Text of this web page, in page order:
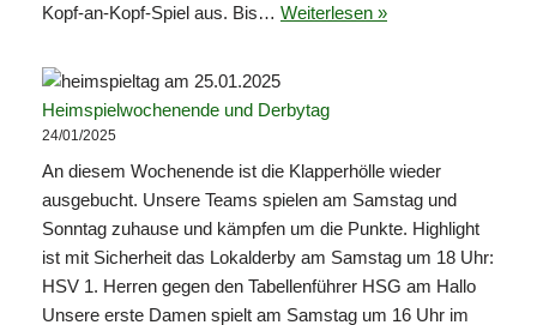
Kopf-an-Kopf-Spiel aus. Bis… Weiterlesen »
Heimspielwochenende und Derbytag
24/01/2025
An diesem Wochenende ist die Klapperhölle wieder
ausgebucht. Unsere Teams spielen am Samstag und
Sonntag zuhause und kämpfen um die Punkte. Highlight
ist mit Sicherheit das Lokalderby am Samstag um 18 Uhr:
HSV 1. Herren gegen den Tabellenführer HSG am Hallo
Unsere erste Damen spielt am Samstag um 16 Uhr im